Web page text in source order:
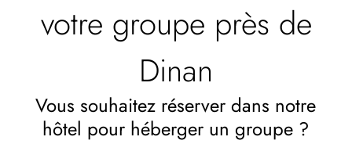
votre groupe près de
Dinan
Vous souhaitez réserver dans notre
hôtel pour héberger un groupe ?